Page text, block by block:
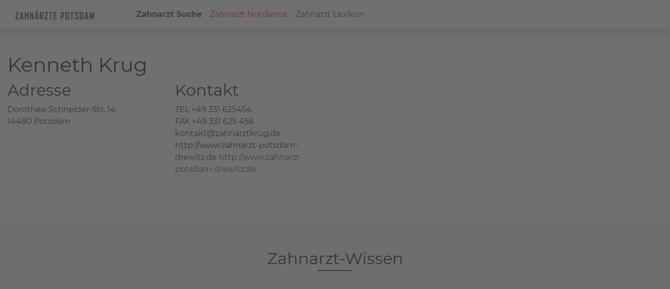
Zahnarzt Suche Zahnarzt Notdienst Zahnarzt Lexikon
Kenneth Krug
Adresse
Dorothea-Schneider-Str. 14
14480 Potsdam
Kontakt
TEL +49 331 625454
FAX +49 331 625 456
kontakt@zahnarztkrug.de
http://www.zahnarzt-potsdam-
drewitz.de http://www.zahnarzt-
potsdam-drewitz.de
Zahnarzt-Wissen